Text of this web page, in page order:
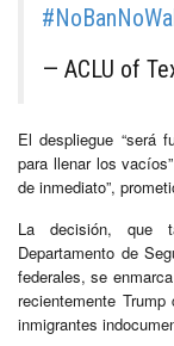
— ACLU of
El despliegue “será
para llenar los
de inmediato”,
La decisión, que
Departamento de
federales, se
recientemente
inmigrantes